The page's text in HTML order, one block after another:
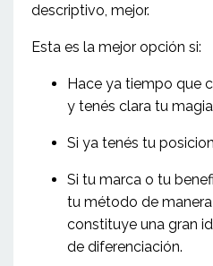
descriptivo, mejor.
Esta es la mejor opción si:
Hace ya tiempo que
y tenés clara tu magia,
Si ya tenés tu
Si tu marca o tu
tu método de
constituye una gran
de diferenciación.